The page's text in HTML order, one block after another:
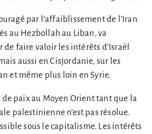
par l’affaiblissement de l’Iran
au Hezbollah au Liban, va
faire valoir les intérêts d’Israël
aussi en Cisjordanie, sur les
et même plus loin en Syrie.
de paix au Moyen Orient tant que la
palestinienne n’est pas résolue.
sous le capitalisme. Les intérêts